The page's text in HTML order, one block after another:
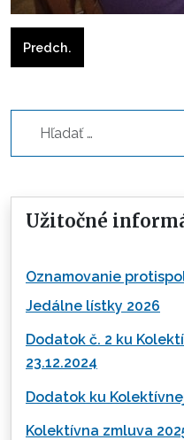
Predchádzajúci článok:
Predch.
Užitočné
Oznamovanie
Jedálne lístky 2026
Dodatok č. 2 ku
23.12.2024
Dodatok ku
Kolektívna zmluva